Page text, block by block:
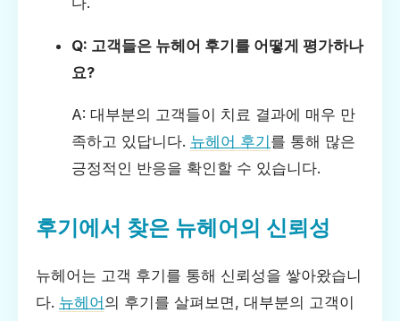
Q: 고객들은 뉴헤어 후기를 어떻게 평가하나
요?
A: 대부분의 고객들이 치료 결과에 매우 만
족하고 있답니다. 뉴헤어 후기를 통해 많은
긍정적인 반응을 확인할 수 있습니다.
후기에서 찾은 뉴헤어의 신뢰성
뉴헤어는 고객 후기를 통해 신뢰성을 쌓아왔습니
다. 뉴헤어의 후기를 살펴보면, 대부분의 고객이